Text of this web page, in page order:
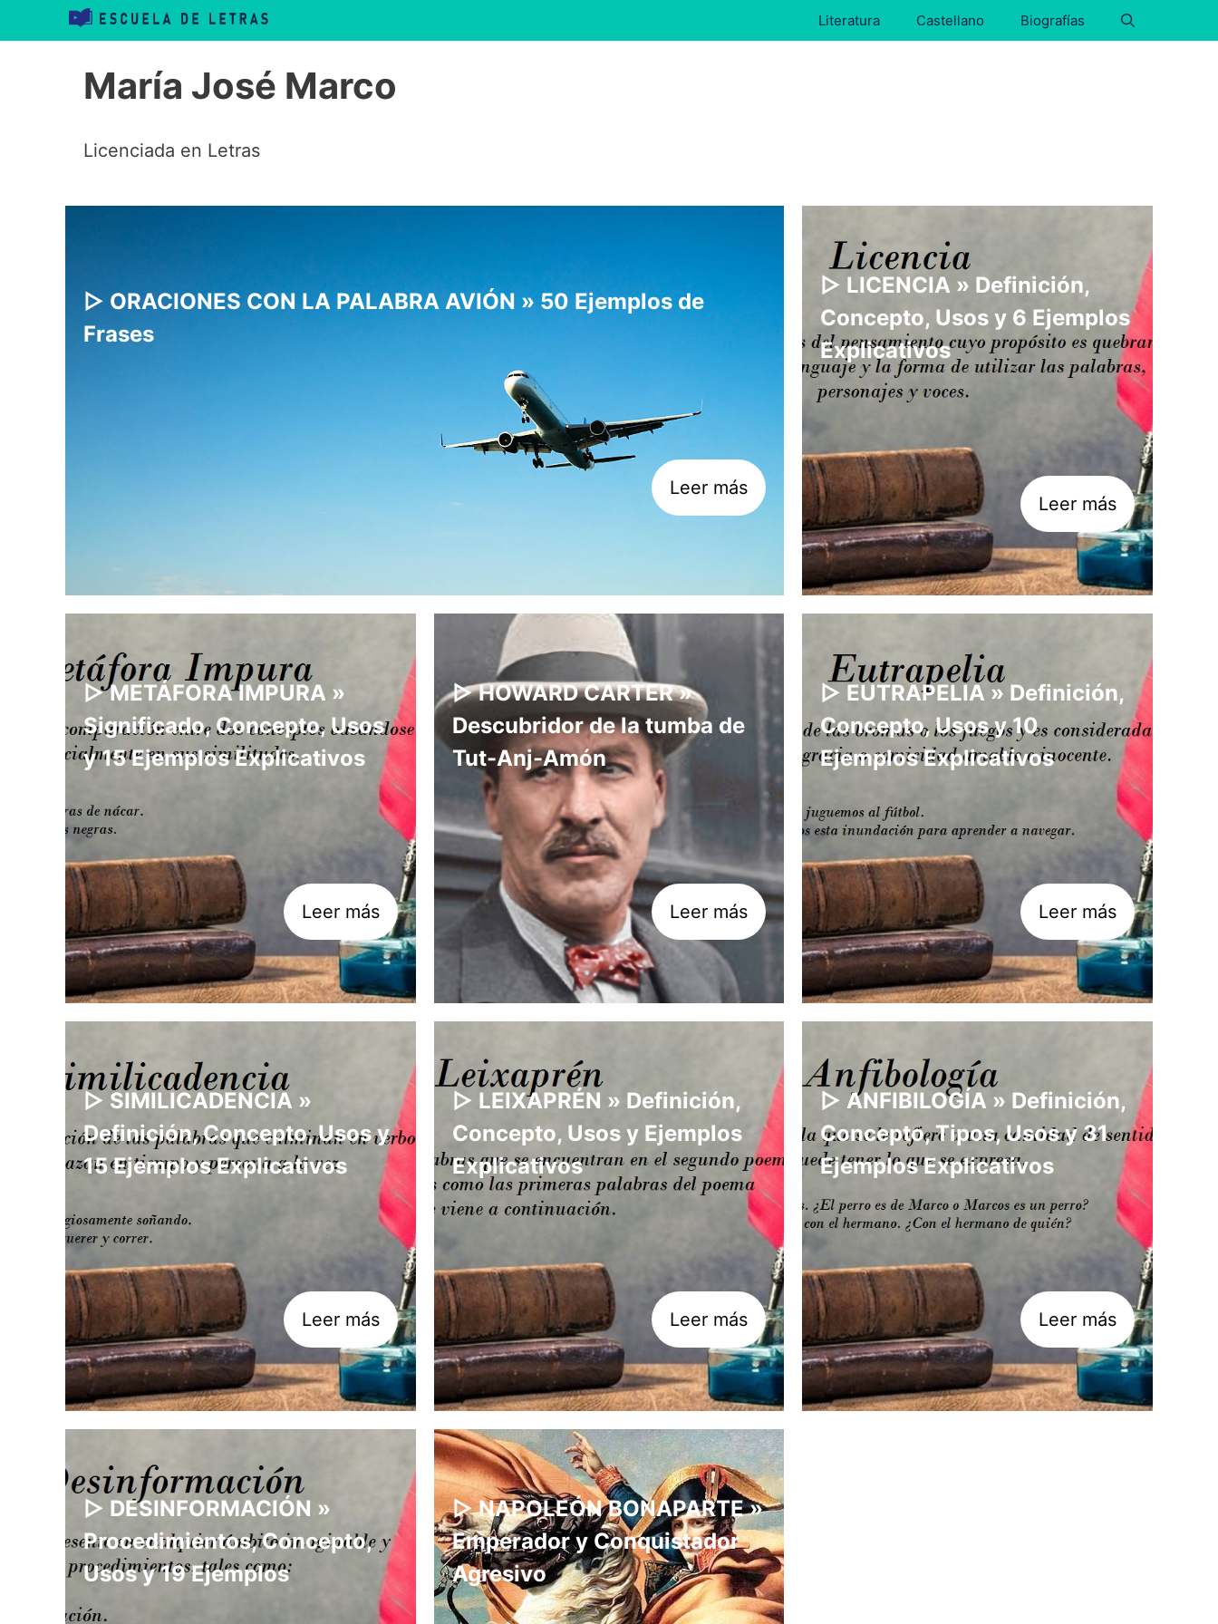
Literatura Castellano Biografías
María José Marco
Licenciada en Letras
▷ ORACIONES CON LA PALABRA AVIÓN » 50 Ejemplos de
Frases
Leer más
▷ LICENCIA » Definición,
Concepto, Usos y 6 Ejemplos
Explicativos
Leer más
▷ METÁFORA IMPURA »
Significado, Concepto, Usos
y 15 Ejemplos Explicativos
Leer más
▷ HOWARD CARTER »
Descubridor de la tumba de
Tut-Anj-Amón
Leer más
▷ EUTRAPELIA » Definición,
Concepto, Usos y 10
Ejemplos Explicativos
Leer más
▷ SIMILICADENCIA »
Definición, Concepto, Usos y
15 Ejemplos Explicativos
Leer más
▷ LEIXAPRÉN » Definición,
Concepto, Usos y Ejemplos
Explicativos
Leer más
▷ ANFIBILOGÍA » Definición,
Concepto, Tipos, Usos y 31
Ejemplos Explicativos
Leer más
▷ DESINFORMACIÓN »
Procedimientos, Concepto,
Usos y 19 Ejemplos
▷ NAPOLEÓN BONAPARTE »
Emperador y Conquistador
Agresivo